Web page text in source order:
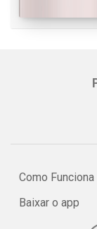
Como Funciona
Baixar o app